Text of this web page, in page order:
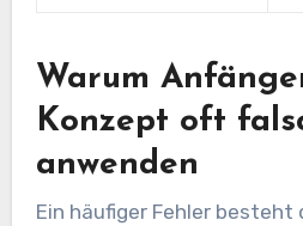
Warum
Konzept oft
anwenden
Ein häufiger Fehler besteht